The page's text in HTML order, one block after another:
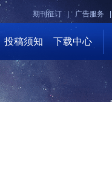
广告服务 |
期刊征订 |
投稿须知 下载中心